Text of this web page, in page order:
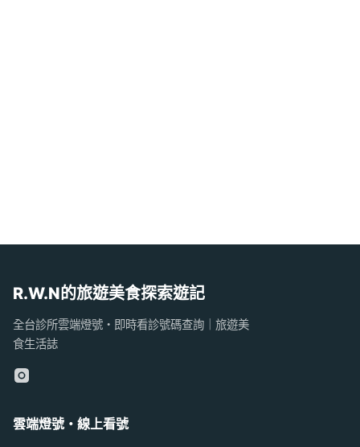
R.W.N的旅遊美食探索遊記
全台診所雲端燈號・即時看診號碼查詢｜旅遊美
食生活誌
雲端燈號・線上看號